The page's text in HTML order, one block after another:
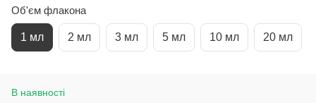
Об'єм флакона
1 мл 2 мл 3 мл 5 мл 10 мл 20 мл
В наявності